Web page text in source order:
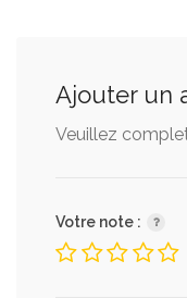
Ajouter un
Veuillez
Votre note :